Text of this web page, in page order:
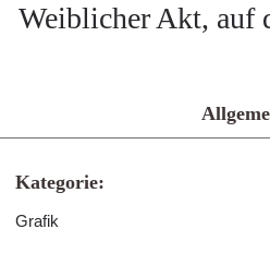
Weiblicher Akt, auf
Kategorie:
Grafik